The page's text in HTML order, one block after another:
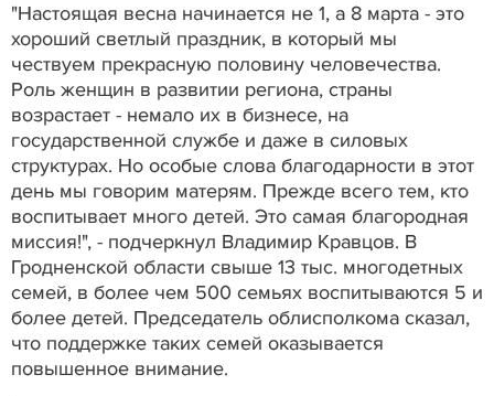
"Настоящая весна начинается не 1, а 8 марта - это
хороший светлый праздник, в который мы
чествуем прекрасную половину человечества.
Роль женщин в развитии региона, страны
возрастает - немало их в бизнесе, на
государственной службе и даже в силовых
структурах. Но особые слова благодарности в этот
день мы говорим матерям. Прежде всего тем, кто
воспитывает много детей. Это самая благородная
миссия!", - подчеркнул Владимир Кравцов. В
Гродненской области свыше 13 тыс. многодетных
семей, в более чем 500 семьях воспитываются 5 и
более детей. Председатель облисполкома сказал,
что поддержке таких семей оказывается
повышенное внимание.